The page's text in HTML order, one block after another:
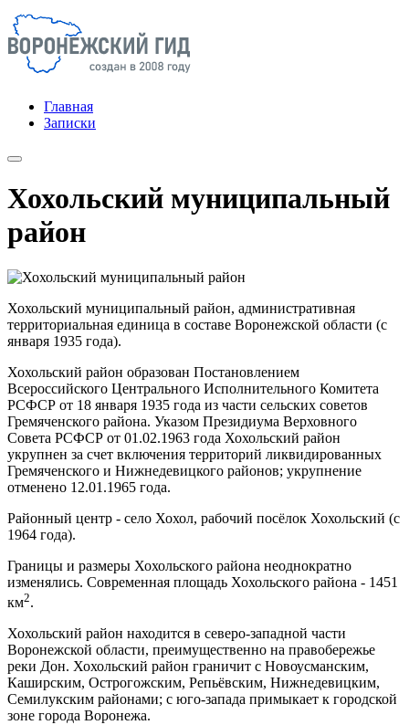
Главная
Записки
Хохольский муниципальный
район
Хохольский муниципальный район, административная
территориальная единица в составе Воронежской области (с
января 1935 года).
Хохольский район образован Постановлением
Всероссийского Центрального Исполнительного Комитета
РСФСР от 18 января 1935 года из части сельских советов
Гремяченского района. Указом Президиума Верховного
Совета РСФСР от 01.02.1963 года Хохольский район
укрупнен за счет включения территорий ликвидированных
Гремяченского и Нижнедевицкого районов; укрупнение
отменено 12.01.1965 года.
Районный центр - село Хохол, рабочий посёлок Хохольский (с
1964 года).
Границы и размеры Хохольского района неоднократно
изменялись. Современная площадь Хохольского района - 1451
км2.
Хохольский район находится в северо-западной части
Воронежской области, преимущественно на правобережье
реки Дон. Хохольский район граничит с Новоусманским,
Каширским, Острогожским, Репьёвским, Нижнедевицким,
Семилукским районами; с юго-запада примыкает к городской
зоне города Воронежа.